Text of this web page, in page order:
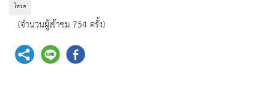
โหวต
(จำนวนผู้เข้าชม 754 ครั้ง)